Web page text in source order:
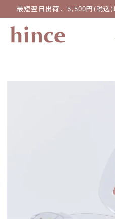
最短翌日出荷、5,500円(税込